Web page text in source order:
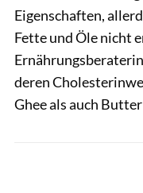
Eigenschaften,
Fette und Öle nicht
deren
Ghee als auch